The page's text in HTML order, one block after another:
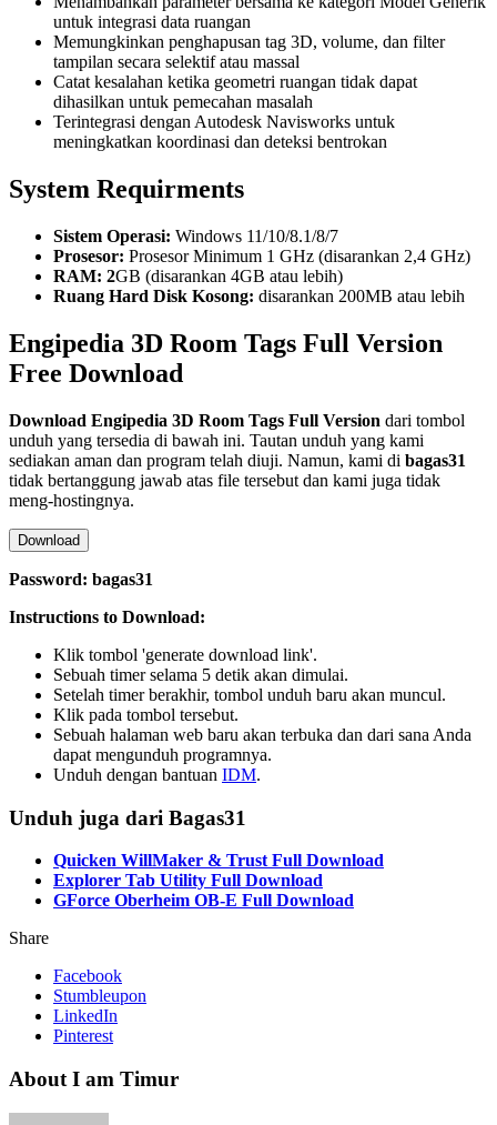
untuk integrasi data ruangan
Memungkinkan penghapusan tag 3D, volume, dan filter
tampilan secara selektif atau massal
Catat kesalahan ketika geometri ruangan tidak dapat
dihasilkan untuk pemecahan masalah
Terintegrasi dengan Autodesk Navisworks untuk
meningkatkan koordinasi dan deteksi bentrokan
System Requirments
Sistem Operasi: Windows 11/10/8.1/8/7
Prosesor: Prosesor Minimum 1 GHz (disarankan 2,4 GHz)
RAM: 2GB (disarankan 4GB atau lebih)
Ruang Hard Disk Kosong: disarankan 200MB atau lebih
Engipedia 3D Room Tags Full Version
Free Download
Download Engipedia 3D Room Tags Full Version dari tombol
unduh yang tersedia di bawah ini. Tautan unduh yang kami
sediakan aman dan program telah diuji. Namun, kami di bagas31
tidak bertanggung jawab atas file tersebut dan kami juga tidak
meng-hostingnya.
Download
Password: bagas31
Instructions to Download:
Klik tombol 'generate download link'.
Sebuah timer selama 5 detik akan dimulai.
Setelah timer berakhir, tombol unduh baru akan muncul.
Klik pada tombol tersebut.
Sebuah halaman web baru akan terbuka dan dari sana Anda
dapat mengunduh programnya.
Unduh dengan bantuan IDM.
Unduh juga dari Bagas31
Quicken WillMaker & Trust Full Download
Explorer Tab Utility Full Download
GForce Oberheim OB-E Full Download
Share
Facebook
Stumbleupon
LinkedIn
Pinterest
About I am Timur